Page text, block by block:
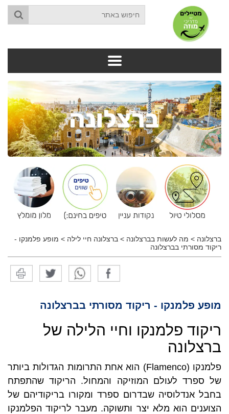
ברצלונה > מה לעשות בברצלונה > ברצלונה חיי לילה > מופע פלמנקו -
ריקוד מסורתי בברצלונה
מופע פלמנקו - ריקוד מסורתי בברצלונה
ריקוד פלמנקו וחיי הלילה של
ברצלונה
פלמנקו (Flamenco) הוא אחת התרומות הגדולות ביותר
של ספרד לעולם המוזיקה והמחול. הריקוד שהתפתח
בחבל אנדלוסיה שבדרום ספרד ומקורו בריקודיהם של
הצוענים הוא מלא יצר ותשוקה. מעבר לריקוד הפלמנקו